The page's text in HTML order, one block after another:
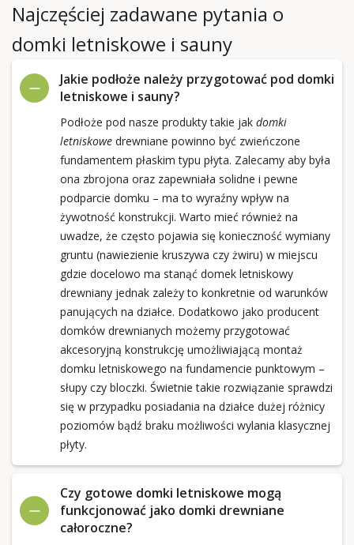
Najczęściej zadawane pytania o
domki letniskowe i sauny
Jakie podłoże należy przygotować pod domki
letniskowe i sauny?
Podłoże pod nasze produkty takie jak domki
letniskowedrewniane powinno być zwieńczone
fundamentem płaskim typu płyta. Zalecamy aby była
ona zbrojona oraz zapewniała solidne i pewne
podparcie domku – ma to wyraźny wpływ na
żywotność konstrukcji. Warto mieć również na
uwadze, że często pojawia się konieczność wymiany
gruntu (nawiezienie kruszywa czy żwiru) w miejscu
gdzie docelowo ma stanąć domek letniskowy
drewniany jednak zależy to konkretnie od warunków
panujących na działce. Dodatkowo jako producent
domków drewnianych możemy przygotować
akcesoryjną konstrukcję umożliwiającą montaż
domku letniskowego na fundamencie punktowym –
słupy czy bloczki. Świetnie takie rozwiązanie sprawdzi
się w przypadku posiadania na działce dużej różnicy
poziomów bądź braku możliwości wylania klasycznej
płyty.
Czy gotowe domki letniskowe mogą
funkcjonować jako domki drewniane
całoroczne?